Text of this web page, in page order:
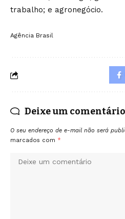
trabalho; e agronegócio.
Agência Brasil
Deixe um comentário
O seu endereço de e-mail não será
marcados com *